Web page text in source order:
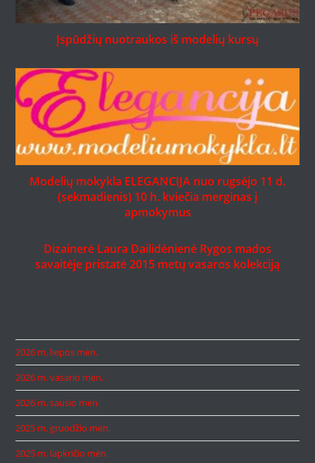
Įspūdžių nuotraukos iš modelių kursų
Modelių mokykla ELEGANCIJA nuo rugsėjo 11 d.
(sekmadienis) 10 h. kviečia merginas į
apmokymus
Dizainerė Laura Dailidėnienė Rygos mados
savaitėje pristatė 2015 metų vasaros kolekciją
2026 m. liepos mėn.
2026 m. vasario mėn.
2026 m. sausio mėn.
2025 m. gruodžio mėn.
2025 m. lapkričio mėn.